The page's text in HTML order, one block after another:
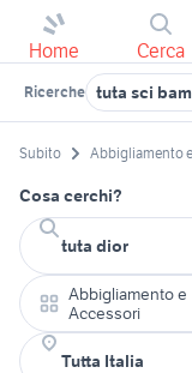
Home Cerca
Ricerche tuta sci
Subito Abbigliamento
Cosa cerchi?
Abbigliamento e
Accessori